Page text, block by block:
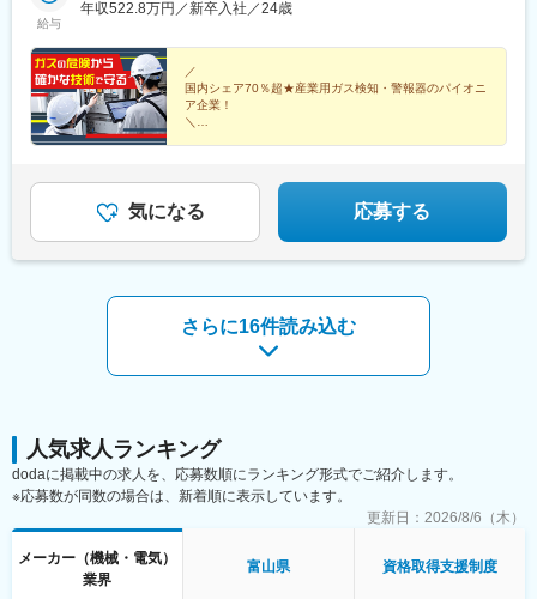
件）
業者・他社との工事調整）
・現場サポート
（現場巡視による安全・品質管理サポート、建設業法・安衛法等
の対応、技術者の確保・育成）
・工事エンジニアリング
変更の範囲：会社の定める業務
区立脇町2-15 ※マイカー通勤不可 ◎四日市SS：三重県四日市市
崎SS：兵庫県尼崎市長洲中通1-12-56 ※マイカー通勤不可◎東広
島SS：広島県東広島市西条町下見417-3 ◎大分SS：大分県大分市
三佐1-1-34 ◎鳥栖SS：佐賀県鳥栖市鎗田町407-1 ※受動喫煙対策
有
給与
年収522.8万円／新卒入社／24歳
／
国内シェア70％超★産業用ガス検知・警報器のパイオニ
ア企業！
＼
□資格取得支援制度
□20代・30代活躍中！
気になる 応募する
さらに16件読み込む
人気求人ランキング
dodaに掲載中の求人を、応募数順にランキング形式でご紹介します。
※応募数が同数の場合は、新着順に表示しています。
更新日： 2026/8/6（木）
メーカー（機械・電気）
業界
富山県 資格取得支援制度